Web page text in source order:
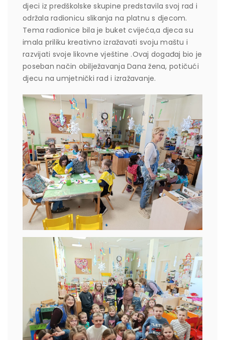
djeci iz predškolske skupine predstavila svoj rad i
održala radionicu slikanja na platnu s djecom.
Tema radionice bila je buket cvijeća,a djeca su
imala priliku kreativno izražavati svoju maštu i
razvijati svoje likovne vještine .Ovaj događaj bio je
poseban način obilježavanja Dana žena, potičući
djecu na umjetnički rad i izražavanje.